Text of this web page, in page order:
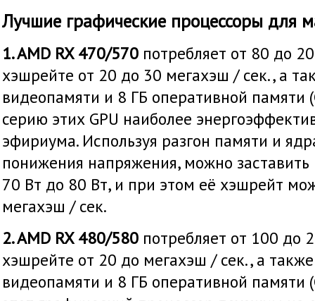
Лучшие графические процессоры для
1. AMD RX 470/570 потребляет от 80 до
хэшрейте от 20 до 30 мегахэш / сек., а
видеопамяти и 8 ГБ оперативной памяти
серию этих GPU наиболее
эфириума. Используя разгон памяти и
понижения напряжения, можно заставить
70 Вт до 80 Вт, и при этом её хэшрейт
мегахэш / сек.
2. AMD RX 480/580 потребляет от 100 до
хэшрейте от 20 до мегахэш / сек., а
видеопамяти и 8 ГБ оперативной памяти